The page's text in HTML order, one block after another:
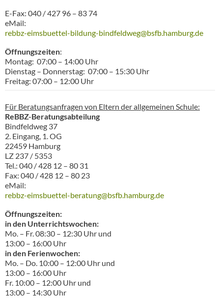
E-Fax: 040 / 427 96 – 83 74
eMail:
rebbz-eimsbuettel-bildung-bindfeldweg@bsfb.hamburg.de
Öffnungszeiten:
Montag: 07:00 – 14:00 Uhr
Dienstag – Donnerstag: 07:00 – 15:30 Uhr
Freitag: 07:00 – 12:00 Uhr
Für Beratungsanfragen von Eltern der allgemeinen Schule:
ReBBZ-Beratungsabteilung
Bindfeldweg 37
2. Eingang, 1. OG
22459 Hamburg
LZ 237 / 5353
Tel.: 040 / 428 12 – 80 31
Fax: 040 / 428 12 – 80 23
eMail:
rebbz-eimsbuettel-beratung@bsfb.hamburg.de
Öffnungszeiten:
in den Unterrichtswochen:
Mo. – Fr. 08:30 – 12:30 Uhr und
13:00 – 16:00 Uhr
in den Ferienwochen:
Mo. – Do. 10:00 – 12:00 Uhr und
13:00 – 16:00 Uhr
Fr. 10:00 – 12:00 Uhr und
13:00 – 14:30 Uhr